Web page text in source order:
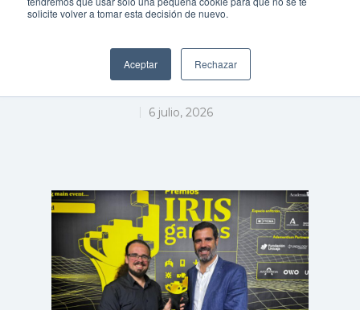
solicite volver a tomar esta decisión de nuevo.
Aceptar Rechazar
Games premiada en los Iris
Games de Málaga
6 julio, 2026